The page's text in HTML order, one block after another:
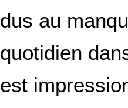
dus au
quotidien
est